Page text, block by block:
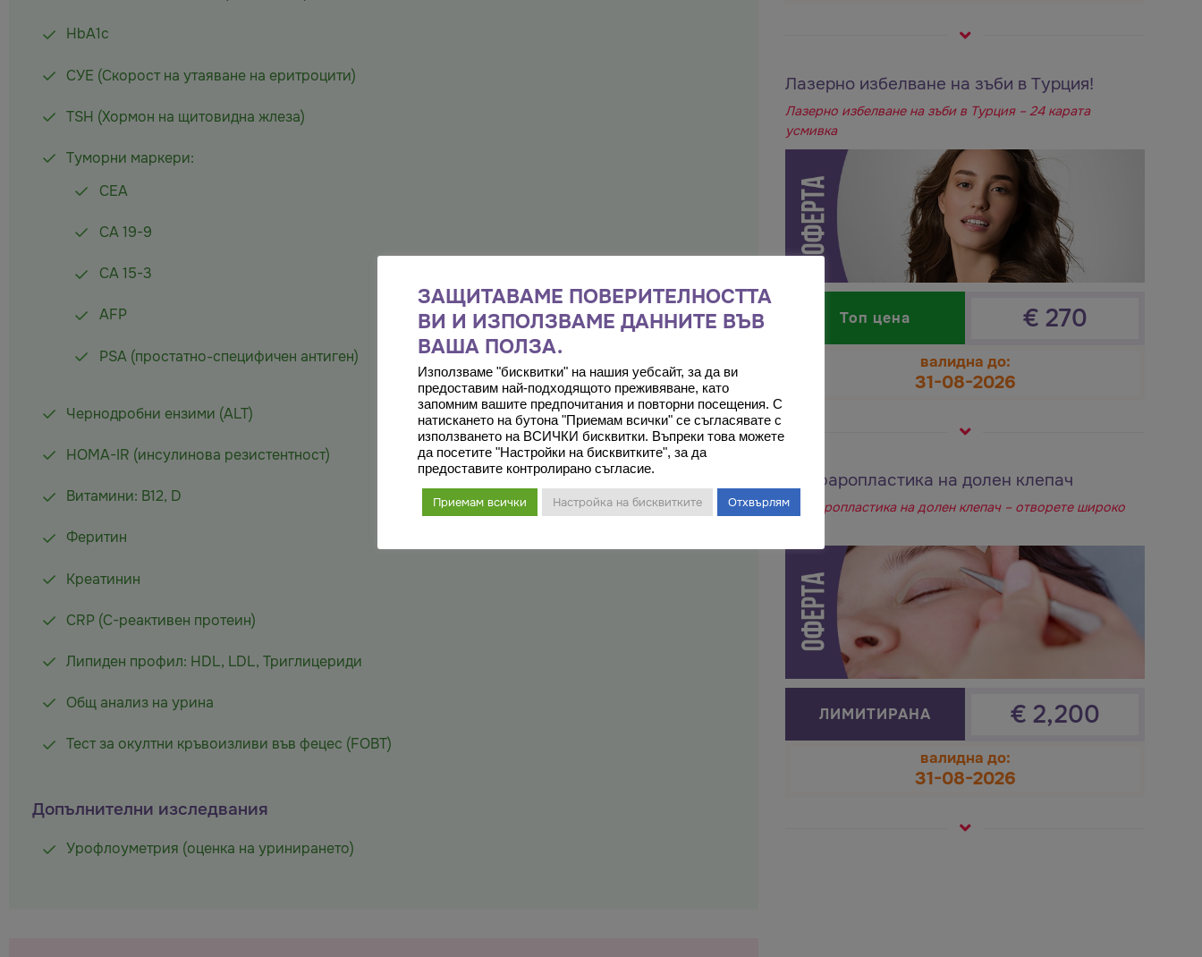
HbA1c
СУЕ (Скорост на утаяване на еритроцити)
TSH (Хормон на щитовидна жлеза)
Туморни маркери:
CEA
CA 19-9
CA 15-3
AFP
PSA (простатно-специфичен антиген)
Чернодробни ензими (ALT)
HOMA-IR (инсулинова резистентност)
Витамини: B12, D
Феритин
Креатинин
CRP (С-реактивен протеин)
Липиден профил: HDL, LDL, Триглицериди
Общ анализ на урина
Тест за окултни кръвоизливи във фецес (FOBT)
Допълнителни изследвания
Урофлоуметрия (оценка на уринирането)
Лазерно избелване на зъби в Турция!
Лазерно избелване на зъби в Турция – 24 карата
усмивка
Топ цена € 270
валидна до:
31-08-2026
Блефаропластика на долен клепач
Блефаропластика на долен клепач – отворете широко
ЛИМИТИРАНА € 2,200
валидна до:
31-08-2026
ЗАЩИТАВАМЕ ПОВЕРИТЕЛНОСТТА
ВИ И ИЗПОЛЗВАМЕ ДАННИТЕ ВЪВ
ВАША ПОЛЗА.
Използваме "бисквитки" на нашия уебсайт, за да ви
предоставим най-подходящото преживяване, като
запомним вашите предпочитания и повторни посещения. С
натискането на бутона "Приемам всички" се съгласявате с
използването на ВСИЧКИ бисквитки. Въпреки това можете
да посетите "Настройки на бисквитките", за да
предоставите контролирано съгласие.
Приемам всички Настройка на бисквитките Отхвърлям